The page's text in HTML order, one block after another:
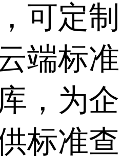
可定制
端标准
，为企
标准查